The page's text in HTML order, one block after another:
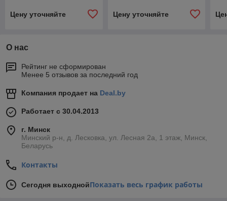
Цену уточняйте Цену уточняйте
О нас
Рейтинг не сформирован
Менее 5 отзывов за последний год
Компания продает на Deal.by
Работает с 30.04.2013
г. Минск
Минский р-н, д. Лесковка, ул. Лесная 2а, 1 этаж, Минск,
Беларусь
Контакты
Сегодня выходнойПоказать весь график работы